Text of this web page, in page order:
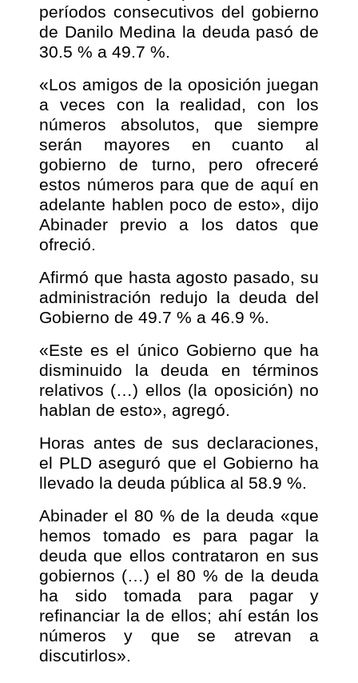
períodos consecutivos del gobierno
de Danilo Medina la deuda pasó de
30.5 % a 49.7 %.
«Los amigos de la oposición juegan
a veces con la realidad, con los
números absolutos, que siempre
serán mayores en cuanto al
gobierno de turno, pero ofreceré
estos números para que de aquí en
adelante hablen poco de esto», dijo
Abinader previo a los datos que
ofreció.
Afirmó que hasta agosto pasado, su
administración redujo la deuda del
Gobierno de 49.7 % a 46.9 %.
«Este es el único Gobierno que ha
disminuido la deuda en términos
relativos (…) ellos (la oposición) no
hablan de esto», agregó.
Horas antes de sus declaraciones,
el PLD aseguró que el Gobierno ha
llevado la deuda pública al 58.9 %.
Abinader el 80 % de la deuda «que
hemos tomado es para pagar la
deuda que ellos contrataron en sus
gobiernos (…) el 80 % de la deuda
ha sido tomada para pagar y
refinanciar la de ellos; ahí están los
números y que se atrevan a
discutirlos».